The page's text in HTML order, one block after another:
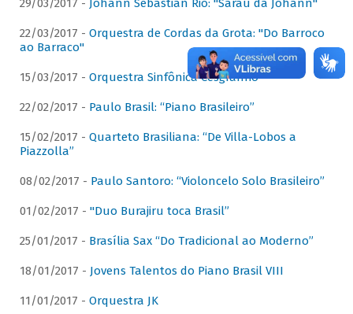
29/03/2017 - Johann Sebastian Rio: "Sarau da Johann"
22/03/2017 - Orquestra de Cordas da Grota: "Do Barroco
ao Barraco"
15/03/2017 - Orquestra Sinfônica Cesgranrio
22/02/2017 - Paulo Brasil: “Piano Brasileiro”
15/02/2017 - Quarteto Brasiliana: “De Villa-Lobos a
Piazzolla”
08/02/2017 - Paulo Santoro: “Violoncelo Solo Brasileiro”
01/02/2017 - "Duo Burajiru toca Brasil”
25/01/2017 - Brasília Sax “Do Tradicional ao Moderno”
18/01/2017 - Jovens Talentos do Piano Brasil VIII
11/01/2017 - Orquestra JK